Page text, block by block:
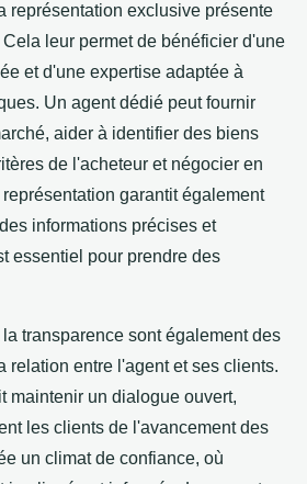
représentation exclusive présente
leur permet de bénéficier d'une
et d'une expertise adaptée à
Un agent dédié peut fournir
aider à identifier des biens
de l'acheteur et négocier en
représentation garantit également
informations précises et
essentiel pour prendre des
transparence sont également des
relation entre l'agent et ses clients.
maintenir un dialogue ouvert,
les clients de l'avancement des
un climat de confiance, où